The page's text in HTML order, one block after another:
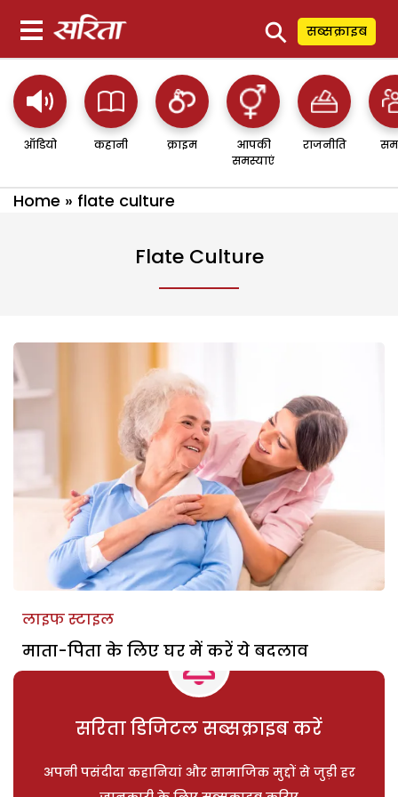
⚲ सब्सक्राइब
ऑडियो कहानी क्राइम
आपकी
समस्याएं
राजनीति
Home » flate culture
Flate Culture
लाइफ स्टाइल
माता-पिता के लिए घर में करें ये बदलाव
सरिता डिजिटल सब्सक्राइब करें
अपनी पसंदीदा कहानियां और सामाजिक मुद्दों से जुड़ी हर